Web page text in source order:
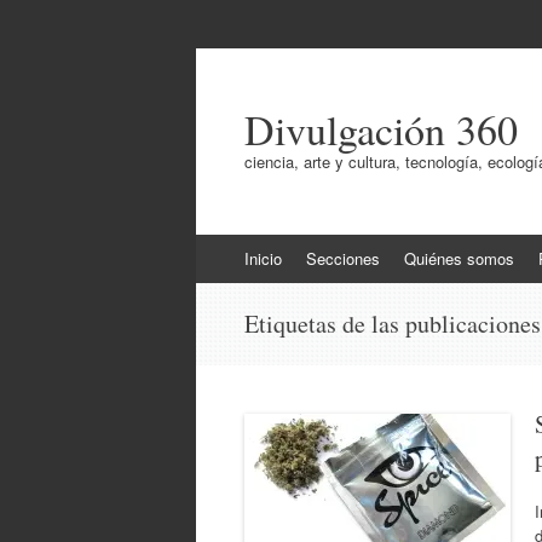
Divulgación 360
ciencia, arte y cultura, tecnología,
al
Inicio Secciones Quiénes somos
Etiquetas de las